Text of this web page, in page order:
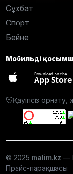
Сұхбат
Спорт
Бейне
Мобильді
Download on the
App Store
Қауіпсіз
© 2025 malim.kz —
Прайс-парақшасы